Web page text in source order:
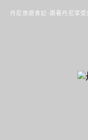
丹尼旅遊食記-跟著丹尼享受